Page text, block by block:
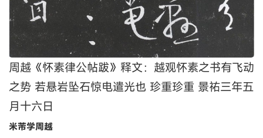
周越《怀素律公帖跋》释文：越观怀素之书有飞动
之势 若悬岩坠石惊电遣光也 珍重珍重 景祐三年五
月十六日
米芾学周越